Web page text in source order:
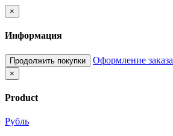
×
Информация
Продолжить покупки Оформление заказа
×
Product
Рубль